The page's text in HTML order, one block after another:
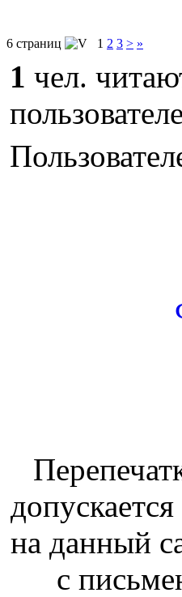
6 страниц 1 2 3 > »
1 чел.
на данный
с